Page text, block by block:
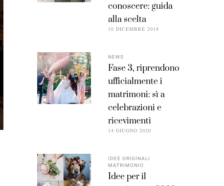
conoscere: guida
alla scelta
10 DICEMBRE 2018
NEWS
Fase 3, riprendono
ufficialmente i
matrimoni: sì a
celebrazioni e
ricevimenti
14 GIUGNO 2020
IDEE ORIGINALI
MATRIMONIO
Idee per il